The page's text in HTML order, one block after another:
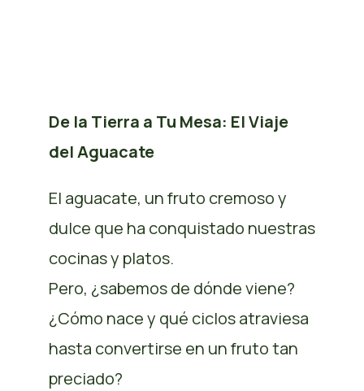
De la Tierra a Tu Mesa: El Viaje
del Aguacate
El aguacate, un fruto cremoso y
dulce que ha conquistado nuestras
cocinas y platos.
Pero, ¿sabemos de dónde viene?
¿Cómo nace y qué ciclos atraviesa
hasta convertirse en un fruto tan
preciado?